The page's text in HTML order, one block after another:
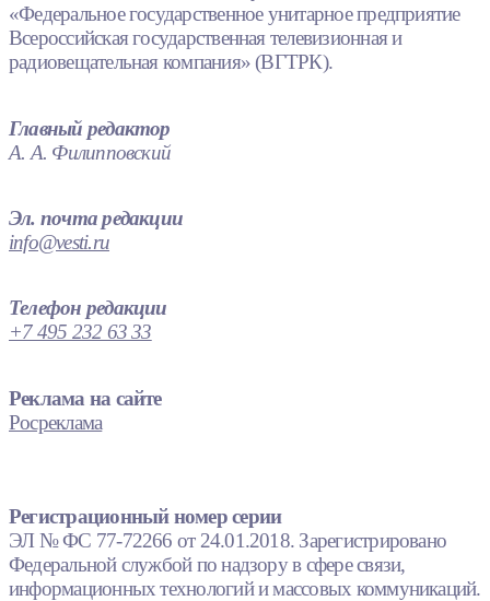
«Федеральное государственное унитарное предприятие
Всероссийская государственная телевизионная и
радиовещательная компания» (ВГТРК).
Главный редактор
А. А. Филипповский
Эл. почта редакции
info@vesti.ru
Телефон редакции
+7 495 232 63 33
Реклама на сайте
Росреклама
Регистрационный номер серии
ЭЛ № ФС 77-72266 от 24.01.2018. Зарегистрировано
Федеральной службой по надзору в сфере связи,
информационных технологий и массовых коммуникаций.